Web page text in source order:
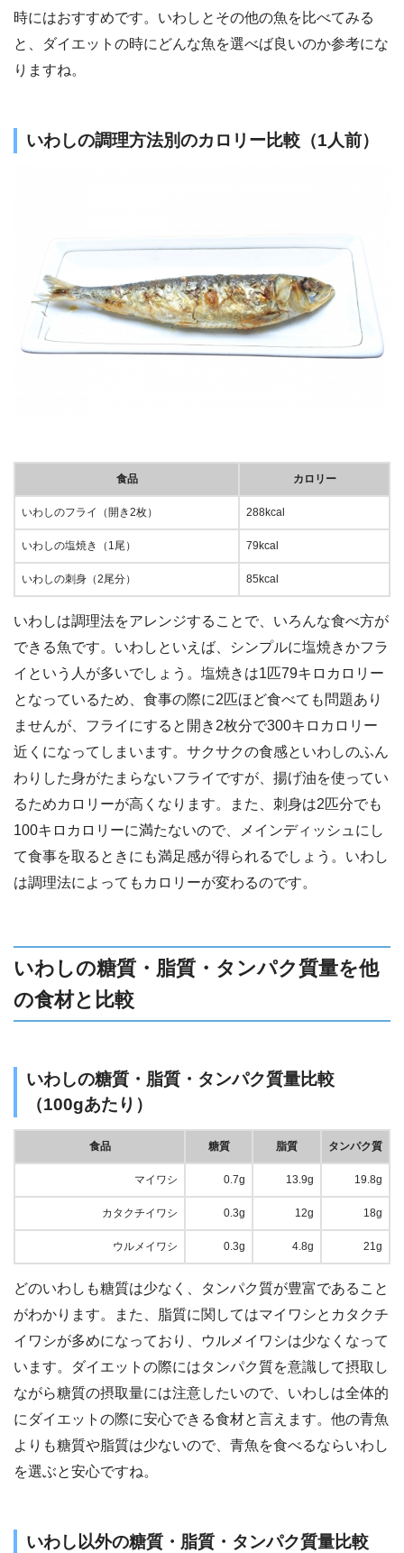
時にはおすすめです。いわしとその他の魚を比べてみる
と、ダイエットの時にどんな魚を選べば良いのか参考にな
りますね。
いわしの調理方法別のカロリー比較（1人前）
食品 カロリー
いわしのフライ（開き2枚） 288kcal
いわしの塩焼き（1尾） 79kcal
いわしの刺身（2尾分） 85kcal
いわしは調理法をアレンジすることで、いろんな食べ方が
できる魚です。いわしといえば、シンプルに塩焼きかフラ
イという人が多いでしょう。塩焼きは1匹79キロカロリー
となっているため、食事の際に2匹ほど食べても問題あり
ませんが、フライにすると開き2枚分で300キロカロリー
近くになってしまいます。サクサクの食感といわしのふん
わりした身がたまらないフライですが、揚げ油を使ってい
るためカロリーが高くなります。また、刺身は2匹分でも
100キロカロリーに満たないので、メインディッシュにし
て食事を取るときにも満足感が得られるでしょう。いわし
は調理法によってもカロリーが変わるのです。
いわしの糖質・脂質・タンパク質量を他
の食材と比較
いわしの糖質・脂質・タンパク質量比較
（100gあたり）
食品 糖質 脂質 タンパク質
マイワシ 0.7g 13.9g 19.8g
カタクチイワシ 0.3g 12g 18g
ウルメイワシ 0.3g 4.8g 21g
どのいわしも糖質は少なく、タンパク質が豊富であること
がわかります。また、脂質に関してはマイワシとカタクチ
イワシが多めになっており、ウルメイワシは少なくなって
います。ダイエットの際にはタンパク質を意識して摂取し
ながら糖質の摂取量には注意したいので、いわしは全体的
にダイエットの際に安心できる食材と言えます。他の青魚
よりも糖質や脂質は少ないので、青魚を食べるならいわし
を選ぶと安心ですね。
いわし以外の糖質・脂質・タンパク質量比較